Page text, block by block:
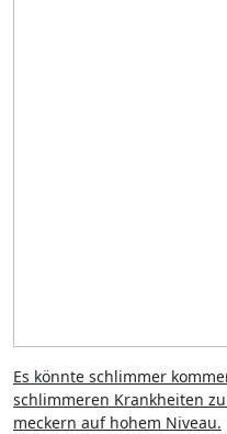
Es könnte schlimmer
schlimmeren Krankheiten
meckern auf hohem Niveau.